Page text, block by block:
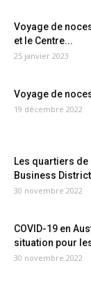
Voyage de
et le Centre...
25 janvier 2023
Voyage de
19 décembre 2022
Les quartiers de
Business District
30 novembre 2022
COVID-19 en
situation pour
30 novembre 2022